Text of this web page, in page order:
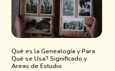
Qué es la Genealogía y Para
Qué se Usa? Significado y
Areas de Estudio